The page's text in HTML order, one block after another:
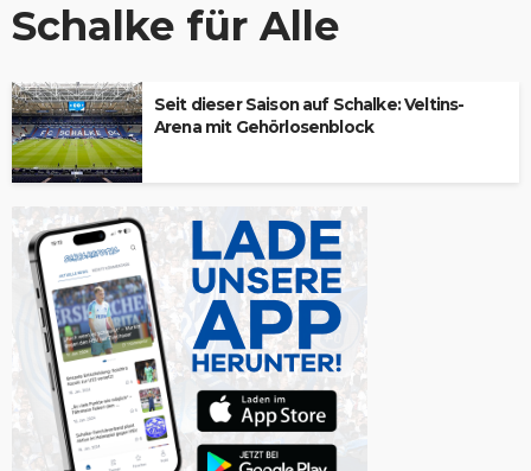
Schalke für Alle
Seit dieser Saison auf Schalke: Veltins-
Arena mit Gehörlosenblock